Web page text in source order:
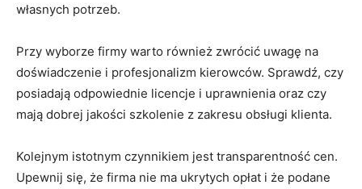
własnych⁣ potrzeb.
Przy wyborze⁢ firmy‌ warto również zwrócić uwagę ⁢na
doświadczenie i ‌profesjonalizm ⁢kierowców. Sprawdź, czy
posiadają odpowiednie licencje⁢ i uprawnienia oraz czy
mają dobrej jakości szkolenie z ​zakresu obsługi klienta.
Kolejnym istotnym ‌czynnikiem jest ⁢transparentność cen.
⁢Upewnij się, ‍że firma nie ma ukrytych ‌opłat⁢ i że podane